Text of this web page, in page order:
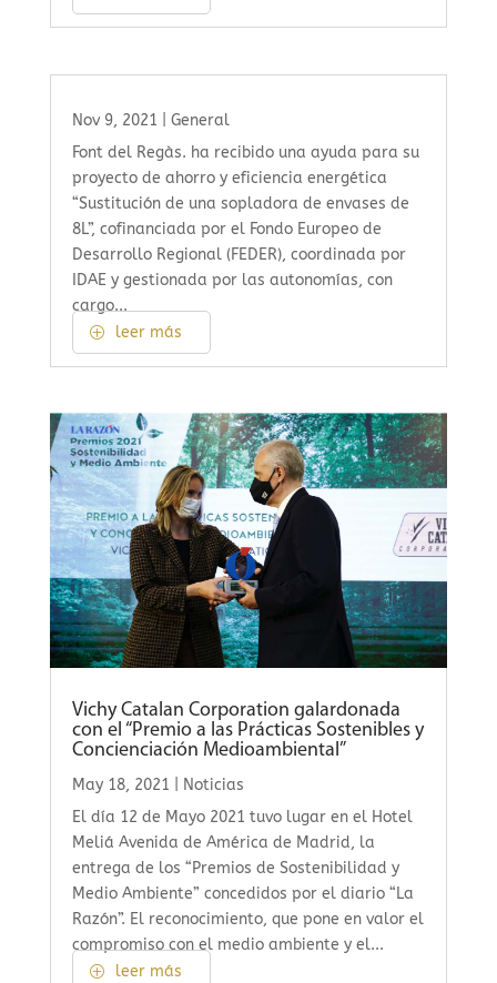
Nov 9, 2021
General
Font del Regàs. ha recibido una ayuda para su
proyecto de ahorro y eficiencia energética
“Sustitución de una sopladora de envases de
8L”, cofinanciada por el Fondo Europeo de
Desarrollo Regional (FEDER), coordinada por
IDAE y gestionada por las autonomías, con
cargo...
leer más
Vichy Catalan Corporation galardonada
con el “Premio a las Prácticas Sostenibles y
Concienciación Medioambiental”
May 18, 2021
Noticias
El día 12 de Mayo 2021 tuvo lugar en el Hotel
Meliá Avenida de América de Madrid, la
entrega de los “Premios de Sostenibilidad y
Medio Ambiente” concedidos por el diario “La
Razón”. El reconocimiento, que pone en valor el
compromiso con el medio ambiente y el...
leer más